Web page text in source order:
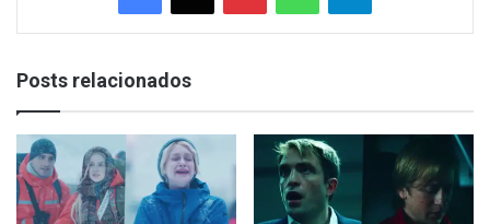
Posts relacionados